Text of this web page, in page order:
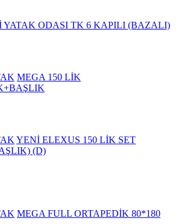
YATAK ODASI TK 6 KAPILI (BAZALI)
MEGA 150 LİK
YENİ ELEXUS 150 LİK SET
(D)
MEGA FULL ORTAPEDİK 80*180